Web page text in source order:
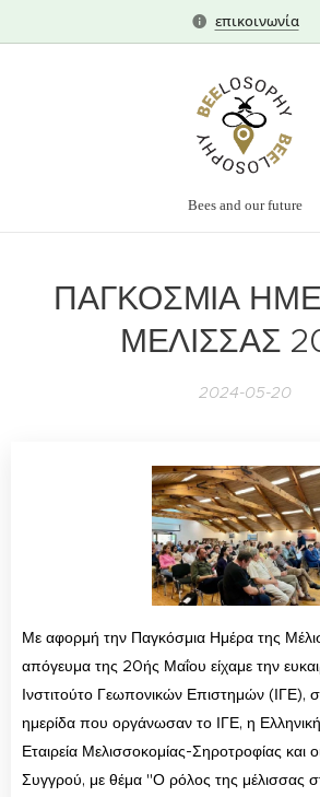
επικοινωνία
Bees and our future
ΠΑΓΚΟΣΜΙΑ
ΜΕΛΙΣΣΑΣ
2024-05-20
Με αφορμή την Παγκόσμια Ημέρα της
απόγευμα της 20ής Μαΐου είχαμε την
Ινστιτούτο Γεωπονικών Επιστημών (ΙΓΕ),
ημερίδα που οργάνωσαν το ΙΓΕ, η
Εταιρεία Μελισσοκομίας-Σηροτροφίας και
Συγγρού, με θέμα "Ο ρόλος της μέλισσας